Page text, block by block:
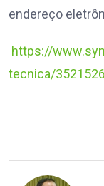
endereço
https://
tecnica/3521526